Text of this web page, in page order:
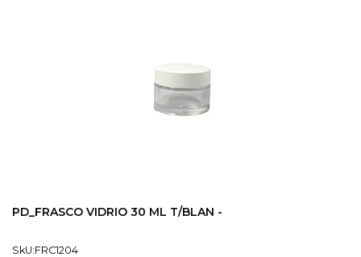
PD_FRASCO VIDRIO 30 ML T/BLAN -
SkU:FRC1204